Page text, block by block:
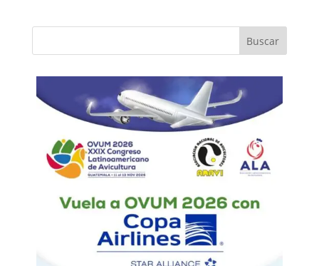
Buscar